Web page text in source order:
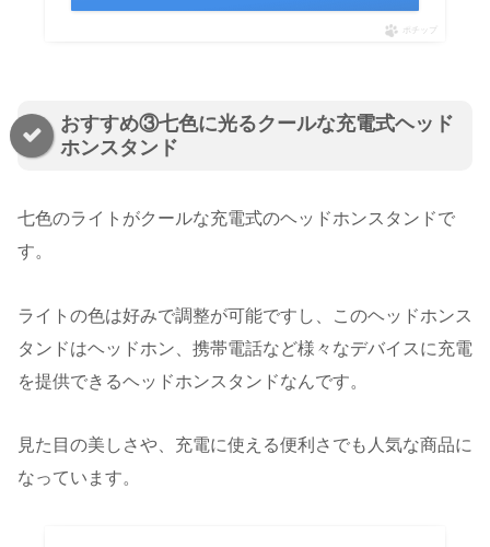
ポチップ
おすすめ③七色に光るクールな充電式ヘッド
ホンスタンド
七色のライトがクールな充電式のヘッドホンスタンドで
す。
ライトの色は好みで調整が可能ですし、このヘッドホンス
タンドはヘッドホン、携帯電話など様々なデバイスに充電
を提供できるヘッドホンスタンドなんです。
見た目の美しさや、充電に使える便利さでも人気な商品に
なっています。